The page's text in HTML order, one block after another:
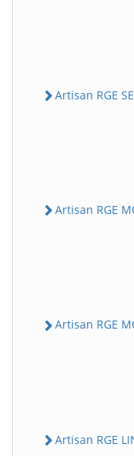
Artisan RGE
Artisan RGE
Artisan RGE
Artisan RGE